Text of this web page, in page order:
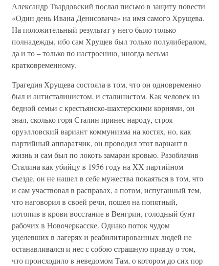
Александр Твардовский послал письмо в защиту повести
«Один день Ивана Денисовича» на имя самого Хрущева.
На положительный результат у него было только
полнадежды, ибо сам Хрущев был только полулибералом,
да и то – только по настроению, иногда весьма
кратковременному.
Трагедия Хрущева состояла в том, что он одновременно
был и антисталинистом, и сталинистом. Как человек из
бедной семьи с крестьянско-шахтерскими корнями, он
знал, сколько горя Сталин принес народу, строя
оруэлловский вариант коммунизма на костях, но, как
партийный аппаратчик, он проводил этот вариант в
жизнь и сам был по локоть замаран кровью. Разоблачив
Сталина как убийцу в 1956 году на XX партийном
съезде, он не нашел в себе мужества покаяться в том, что
и сам участвовал в расправах, а потом, испуганный тем,
что наговорил в своей речи, пошел на попятный,
потопив в крови восстание в Венгрии, голодный бунт
рабочих в Новочеркасске. Однако поток чудом
уцелевших в лагерях и реабилитированных людей не
останавливался и нес с собою страшную правду о том,
что происходило в неведомом Там, о котором до сих пор